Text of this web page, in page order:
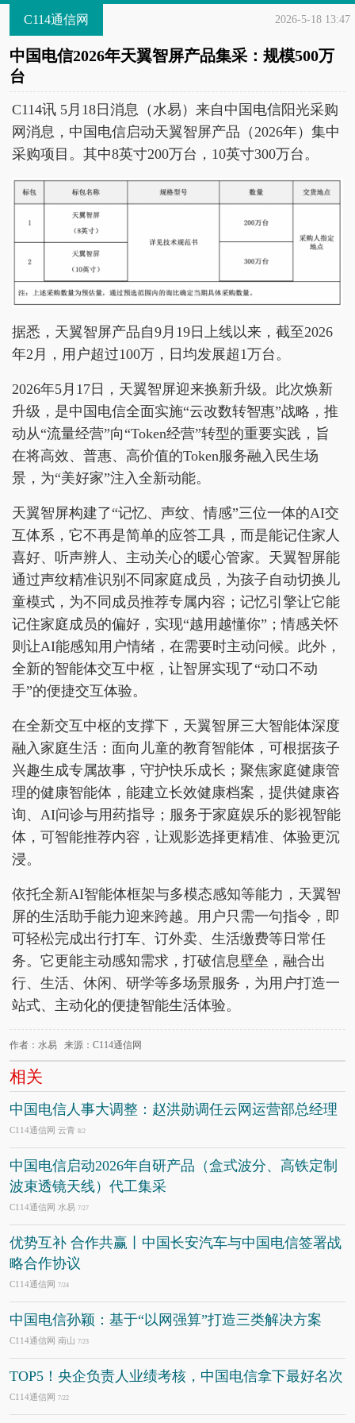
C114通信网 2026-5-18 13:47
中国电信2026年天翼智屏产品集采：规模500万
台
C114讯 5月18日消息（水易）来自中国电信阳光采购
网消息，中国电信启动天翼智屏产品（2026年）集中
采购项目。其中8英寸200万台，10英寸300万台。
据悉，天翼智屏产品自9月19日上线以来，截至2026
年2月，用户超过100万，日均发展超1万台。
2026年5月17日，天翼智屏迎来换新升级。此次焕新
升级，是中国电信全面实施“云改数转智惠”战略，推
动从“流量经营”向“Token经营”转型的重要实践，旨
在将高效、普惠、高价值的Token服务融入民生场
景，为“美好家”注入全新动能。
天翼智屏构建了“记忆、声纹、情感”三位一体的AI交
互体系，它不再是简单的应答工具，而是能记住家人
喜好、听声辨人、主动关心的暖心管家。天翼智屏能
通过声纹精准识别不同家庭成员，为孩子自动切换儿
童模式，为不同成员推荐专属内容；记忆引擎让它能
记住家庭成员的偏好，实现“越用越懂你”；情感关怀
则让AI能感知用户情绪，在需要时主动问候。此外，
全新的智能体交互中枢，让智屏实现了“动口不动
手”的便捷交互体验。
在全新交互中枢的支撑下，天翼智屏三大智能体深度
融入家庭生活：面向儿童的教育智能体，可根据孩子
兴趣生成专属故事，守护快乐成长；聚焦家庭健康管
理的健康智能体，能建立长效健康档案，提供健康咨
询、AI问诊与用药指导；服务于家庭娱乐的影视智能
体，可智能推荐内容，让观影选择更精准、体验更沉
浸。
依托全新AI智能体框架与多模态感知等能力，天翼智
屏的生活助手能力迎来跨越。用户只需一句指令，即
可轻松完成出行打车、订外卖、生活缴费等日常任
务。它更能主动感知需求，打破信息壁垒，融合出
行、生活、休闲、研学等多场景服务，为用户打造一
站式、主动化的便捷智能生活体验。
作者：水易 来源：C114通信网
相关
中国电信人事大调整：赵洪勋调任云网运营部总经理
C114通信网 云青 8/2
中国电信启动2026年自研产品（盒式波分、高铁定制
波束透镜天线）代工集采
C114通信网 水易 7/27
优势互补 合作共赢丨中国长安汽车与中国电信签署战
略合作协议
C114通信网 7/24
中国电信孙颖：基于“以网强算”打造三类解决方案
C114通信网 南山 7/23
TOP5！央企负责人业绩考核，中国电信拿下最好名次
C114通信网 7/22